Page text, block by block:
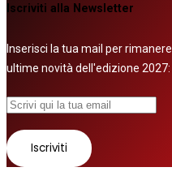
Iscriviti alla Newsletter
Inserisci la tua mail per
ultime novità dell'edizione 2027: